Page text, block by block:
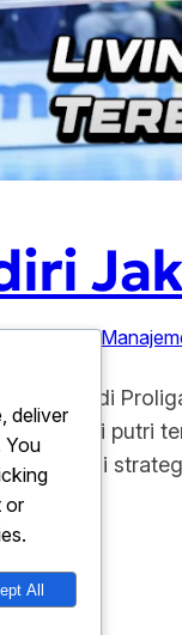
Mandiri,
di
tim voli putri
kombinasi
deliver
You
or
All